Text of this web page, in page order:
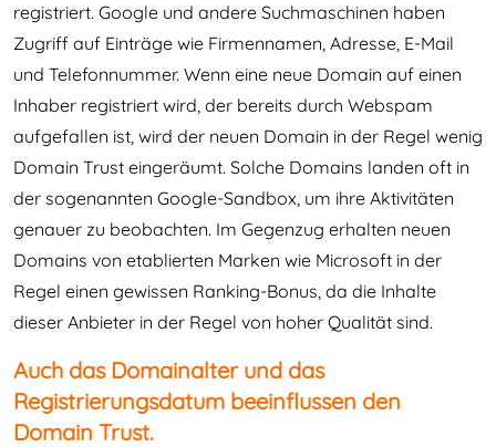
registriert. Google und andere Suchmaschinen haben
Zugriff auf Einträge wie Firmennamen, Adresse, E-Mail
und Telefonnummer. Wenn eine neue Domain auf einen
Inhaber registriert wird, der bereits durch Webspam
aufgefallen ist, wird der neuen Domain in der Regel wenig
Domain Trust eingeräumt. Solche Domains landen oft in
der sogenannten Google-Sandbox, um ihre Aktivitäten
genauer zu beobachten. Im Gegenzug erhalten neuen
Domains von etablierten Marken wie Microsoft in der
Regel einen gewissen Ranking-Bonus, da die Inhalte
dieser Anbieter in der Regel von hoher Qualität sind.
Auch das Domainalter und das
Registrierungsdatum beeinflussen den
Domain Trust.